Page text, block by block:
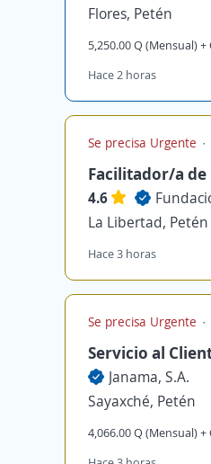
Flores, Petén
5,250.00 Q (Mensual)
Hace 2 horas
Se precisa Urgente
Facilitador/a
4.6
La Libertad, Petén
Hace 3 horas
Se precisa Urgente
Servicio al
Janama, S.A.
Sayaxché, Petén
4,066.00 Q (Mensual)